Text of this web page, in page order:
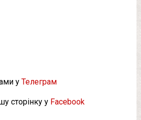
у Телеграм
сторінку у Facebook